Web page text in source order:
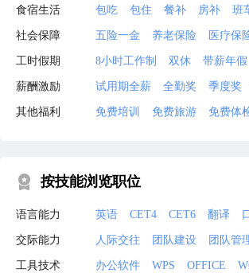
食宿生活 包吃 包住 餐补 房补 班
社会保障 五险一金 养老保险 医疗保
工时假期 8小时工作制 双休 带薪年假
薪酬激励 试用期全薪 全勤奖 季度奖
其他福利 免费培训 免费旅游 免费体
按技能浏览职位
语言能力 英语 CET4 CET6 翻译
交际能力 人际交往 团队建设 团队管
工具技术 办公软件 WPS OFFICE